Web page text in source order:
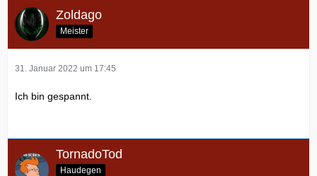
Zoldago
Meister
31. Januar 2022 um 17:45
Ich bin gespannt.
TornadoTod
Haudegen